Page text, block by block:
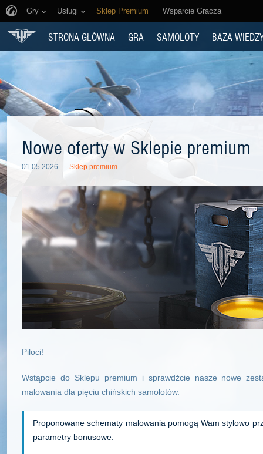
Gry Usługi Sklep Premium Wsparcie Gracza
STRONA GŁÓWNA GRA SAMOLOTY BAZA
Nowe oferty w Sklepie premium
01.05.2026 Sklep premium
Piloci!
Wstąpcie do Sklepu premium i sprawdźcie nasze nowe
malowania dla pięciu chińskich samolotów.
Proponowane schematy malowania pomogą Wam stylowo
parametry bonusowe: